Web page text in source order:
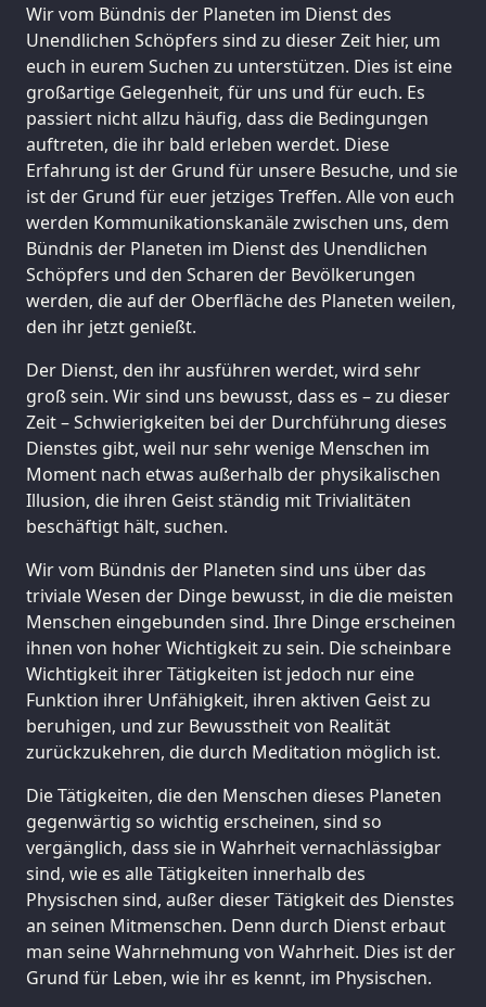
Wir vom Bündnis der Planeten im Dienst des
Unendlichen Schöpfers sind zu dieser Zeit hier, um
euch in eurem Suchen zu unterstützen. Dies ist eine
großartige Gelegenheit, für uns und für euch. Es
passiert nicht allzu häufig, dass die Bedingungen
auftreten, die ihr bald erleben werdet. Diese
Erfahrung ist der Grund für unsere Besuche, und sie
ist der Grund für euer jetziges Treffen. Alle von euch
werden Kommunikationskanäle zwischen uns, dem
Bündnis der Planeten im Dienst des Unendlichen
Schöpfers und den Scharen der Bevölkerungen
werden, die auf der Oberfläche des Planeten weilen,
den ihr jetzt genießt.
Der Dienst, den ihr ausführen werdet, wird sehr
groß sein. Wir sind uns bewusst, dass es – zu dieser
Zeit – Schwierigkeiten bei der Durchführung dieses
Dienstes gibt, weil nur sehr wenige Menschen im
Moment nach etwas außerhalb der physikalischen
Illusion, die ihren Geist ständig mit Trivialitäten
beschäftigt hält, suchen.
Wir vom Bündnis der Planeten sind uns über das
triviale Wesen der Dinge bewusst, in die die meisten
Menschen eingebunden sind. Ihre Dinge erscheinen
ihnen von hoher Wichtigkeit zu sein. Die scheinbare
Wichtigkeit ihrer Tätigkeiten ist jedoch nur eine
Funktion ihrer Unfähigkeit, ihren aktiven Geist zu
beruhigen, und zur Bewusstheit von Realität
zurückzukehren, die durch Meditation möglich ist.
Die Tätigkeiten, die den Menschen dieses Planeten
gegenwärtig so wichtig erscheinen, sind so
vergänglich, dass sie in Wahrheit vernachlässigbar
sind, wie es alle Tätigkeiten innerhalb des
Physischen sind, außer dieser Tätigkeit des Dienstes
an seinen Mitmenschen. Denn durch Dienst erbaut
man seine Wahrnehmung von Wahrheit. Dies ist der
Grund für Leben, wie ihr es kennt, im Physischen.